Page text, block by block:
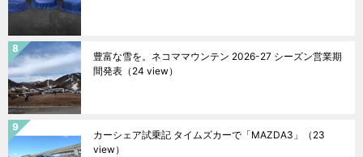
豊富な雪を。ネコママウンテン 2026-27 シーズン営業期
間発表 （24 view）
カーシェア試乗記 タイムズカーで「MAZDA3」
（23
view）